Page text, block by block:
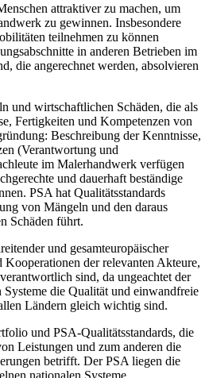
attraktiver zu machen, um
zu gewinnen. Insbesondere
teilnehmen zu können
in anderen Betrieben im
die angerechnet werden, absolvieren
und wirtschaftlichen Schäden, die als
Fertigkeiten und Kompetenzen von
Beschreibung der Kenntnisse,
(Verantwortung und
im Malerhandwerk verfügen
und dauerhaft beständige
PSA hat Qualitätsstandards
von Mängeln und den daraus
Schäden führt.
und gesamteuropäischer
Kooperationen der relevanten Akteure,
sind, da ungeachtet der
die Qualität und einwandfreie
Ländern gleich wichtig sind.
und PSA-Qualitätsstandards, die
Leistungen und zum anderen die
betrifft. Der PSA liegen die
nationalen Systeme